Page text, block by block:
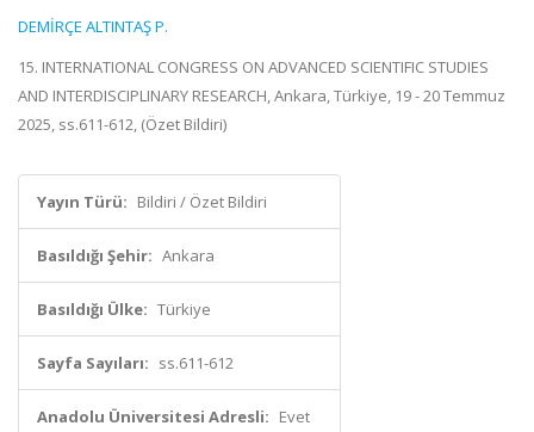
DEMİRÇE ALTINTAŞ P.
15. INTERNATIONAL CONGRESS ON ADVANCED SCIENTIFIC STUDIES
AND INTERDISCIPLINARY RESEARCH, Ankara, Türkiye, 19 - 20 Temmuz
2025, ss.611-612, (Özet Bildiri)
Yayın Türü: Bildiri / Özet Bildiri
Basıldığı Şehir: Ankara
Basıldığı Ülke: Türkiye
Sayfa Sayıları: ss.611-612
Anadolu Üniversitesi Adresli: Evet